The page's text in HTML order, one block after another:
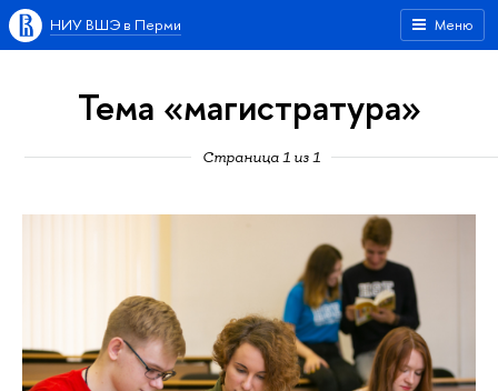
Меню
НИУ ВШЭ в Перми
Тема «магистратура»
Страница 1 из 1